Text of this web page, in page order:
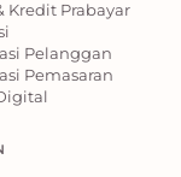
Kredit Prabayar
Pelanggan
Pemasaran